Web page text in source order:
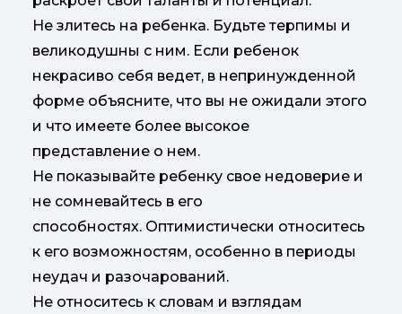
Не злитесь на ребенка. Будьте терпимы и
великодушны с ним. Если ребенок
некрасиво себя ведет, в непринужденной
форме объясните, что вы не ожидали этого
и что имеете более высокое
представление о нем.
Не показывайте ребенку свое недоверие и
не сомневайтесь в его
способностях. Оптимистически относитесь
к его возможностям, особенно в периоды
неудач и разочарований.
Не относитесь к словам и взглядам